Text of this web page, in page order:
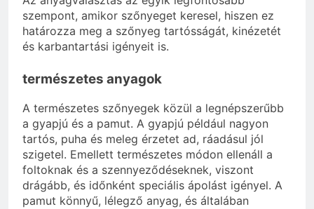
szempont, amikor szőnyeget keresel, hiszen ez
határozza meg a szőnyeg tartósságát, kinézetét
és karbantartási igényeit is.
természetes anyagok
A természetes szőnyegek közül a legnépszerűbb
a gyapjú és a pamut. A gyapjú például nagyon
tartós, puha és meleg érzetet ad, ráadásul jól
szigetel. Emellett természetes módon ellenáll a
foltoknak és a szennyeződéseknek, viszont
drágább, és időnként speciális ápolást igényel. A
pamut könnyű, lélegző anyag, és általában